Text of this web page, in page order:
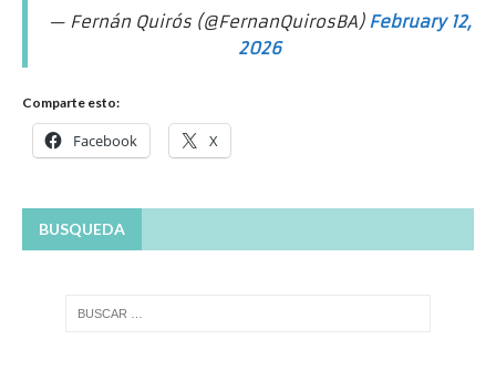
— Fernán Quirós (@FernanQuirosBA) February 12,
2026
Comparte esto:
Facebook X
BUSQUEDA